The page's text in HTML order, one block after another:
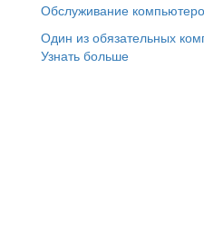
Обслуживание
Один из обязательных
Узнать больше